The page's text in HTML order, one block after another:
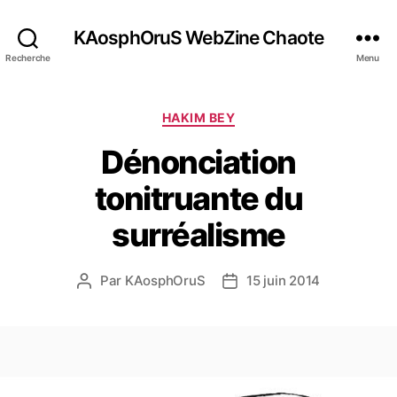
Recherche
KAosphOruS WebZine Chaote
Menu
C
t
é
g
o
r
i
s
HAKIM BEY
Dénonciation
tonitruante du
surréalisme
A Par KAosphOruS
D 15 juin 2014